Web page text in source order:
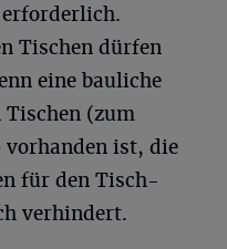
Tischen dürfen
eine bauliche
Tischen (zum
vorhanden ist, die
für den Tisch-
verhindert.